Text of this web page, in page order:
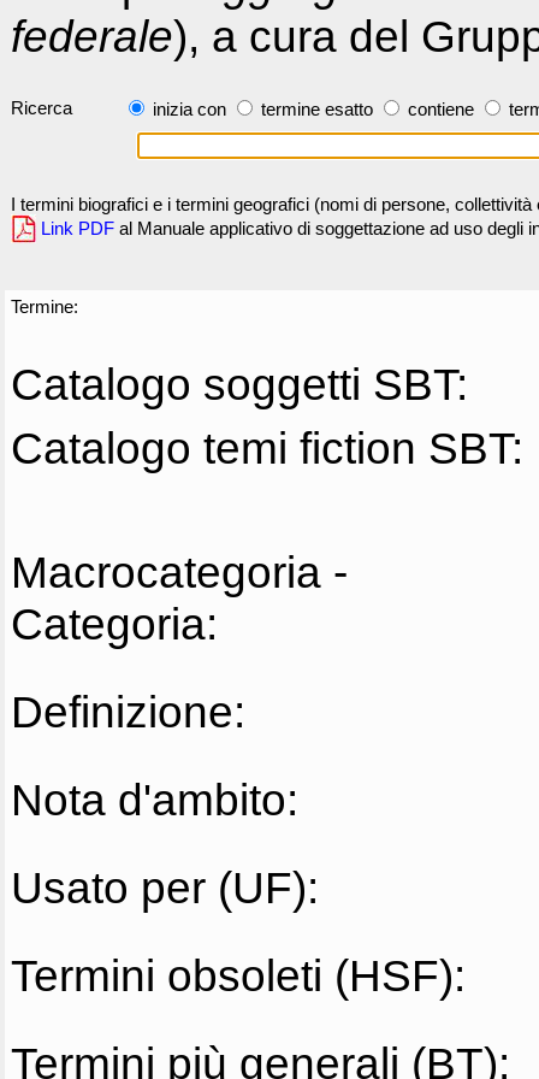
federale), a cura del
Ricerca inizia con termine esatto contiene
I termini biografici e i termini geografici (nomi di persone,
Link PDF al Manuale applicativo di soggettazione ad uso degli
Termine:
Catalogo soggetti SBT:
Catalogo temi fiction SBT:
Macrocategoria -
Categoria:
Definizione:
Nota d'ambito:
Usato per (UF):
Termini obsoleti (HSF):
Termini più generali (BT):